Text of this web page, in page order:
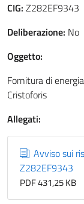
CIG: Z282EF9343
Deliberazione: No
Oggetto:
Fornitura di
Cristoforis
Allegati:
Avviso sui
Z282EF9343
PDF 431,25 KB